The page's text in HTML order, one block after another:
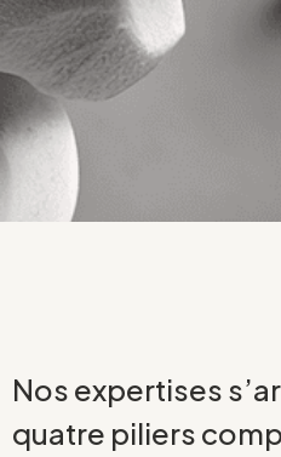
Nos expertises
quatre piliers